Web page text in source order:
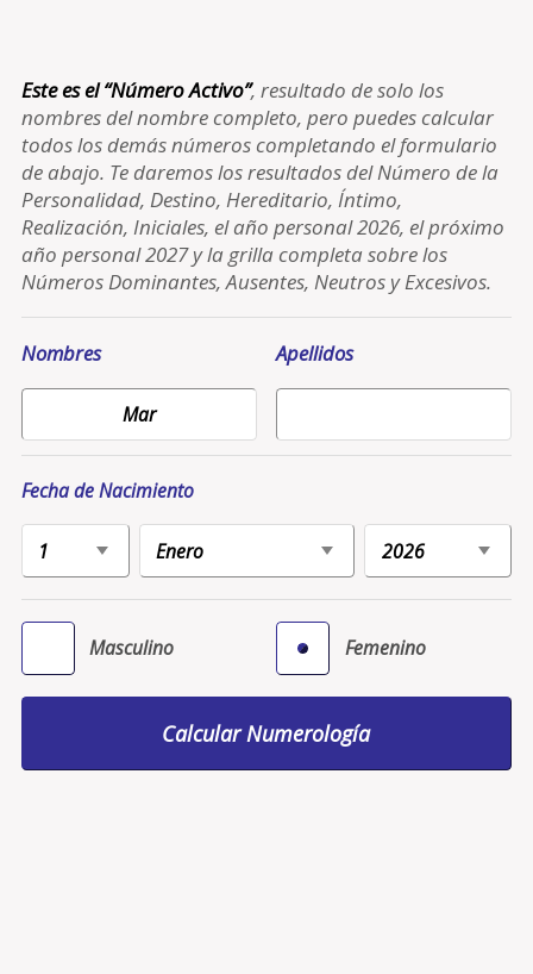
Este es el “Número Activo”, resultado de solo los
nombres del nombre completo, pero puedes calcular
todos los demás números completando el formulario
de abajo. Te daremos los resultados del Número de la
Personalidad, Destino, Hereditario, Íntimo,
Realización, Iniciales, el año personal 2026, el próximo
año personal 2027 y la grilla completa sobre los
Números Dominantes, Ausentes, Neutros y Excesivos.
Nombres Apellidos
Fecha de Nacimiento
Masculino Femenino